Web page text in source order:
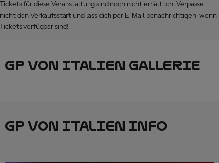
Tickets für diese Veranstaltung sind noch nicht erhältlich. Verpasse
nicht den Verkaufsstart und lass dich per E-Mail benachrichtigen, wenn
Tickets verfügbar sind!
GP VON ITALIEN GALLERIE
GP VON ITALIEN INFO